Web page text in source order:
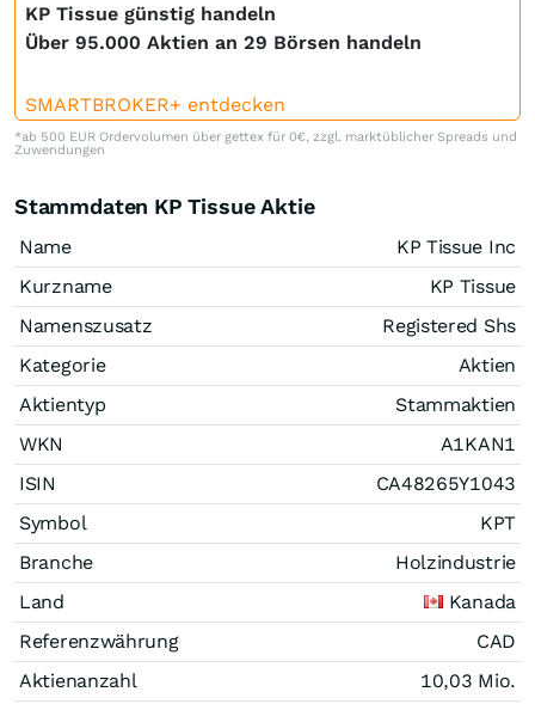
KP Tissue günstig handeln
Über 95.000 Aktien an 29 Börsen handeln
SMARTBROKER+ entdecken
*ab 500 EUR Ordervolumen über gettex für 0€, zzgl. marktüblicher Spreads und
Zuwendungen
Stammdaten KP Tissue Aktie
Name
KP Tissue Inc
Kurzname
KP Tissue
Namenszusatz
Registered Shs
Kategorie
Aktien
Aktientyp
Stammaktien
WKN
A1KAN1
ISIN
CA48265Y1043
Symbol
KPT
Branche
Holzindustrie
Land
Kanada
Referenzwährung
CAD
Aktienanzahl
10,03 Mio.